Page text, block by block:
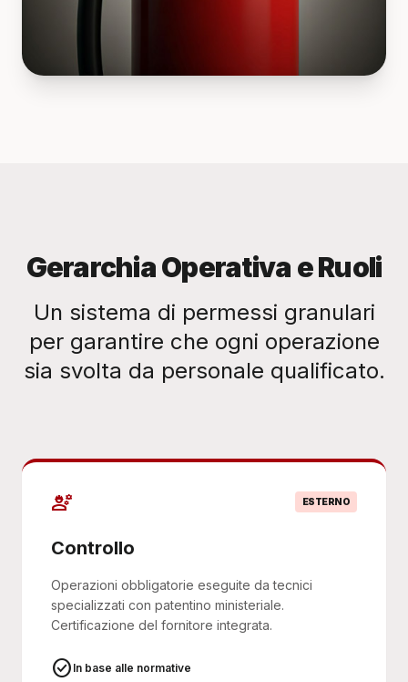
Gerarchia Operativa e Ruoli
Un sistema di permessi granulari
per garantire che ogni operazione
sia svolta da personale qualificato.
engineering ESTERNO
Controllo
Operazioni obbligatorie eseguite da tecnici
specializzati con patentino ministeriale.
Certificazione del fornitore integrata.
check_circle In base alle normative